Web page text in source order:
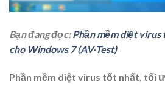
Bạn đang đọc:Phần mềm diệt
cho Windows 7 (AV-Test)
Phần mềm diệt virus tốt nhất, tối